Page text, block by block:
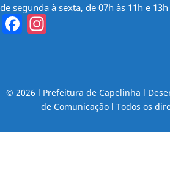
de segunda à sexta, de 07h às 11h e 13h
Facebook
© 2026 l Prefeitura de Capelinha l
de Comunicação l Todos os